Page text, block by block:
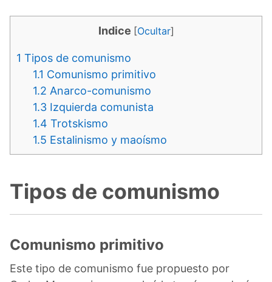
Indice [Ocultar]
1 Tipos de comunismo
1.1 Comunismo primitivo
1.2 Anarco-comunismo
1.3 Izquierda comunista
1.4 Trotskismo
1.5 Estalinismo y maoísmo
Tipos de comunismo
Comunismo primitivo
Este tipo de comunismo fue propuesto por